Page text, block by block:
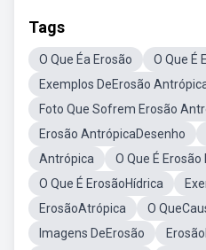
Tags
O Que Éa Erosão
O Que É
Exemplos DeErosão
Foto Que Sofrem Erosão
Erosão AntrópicaDesenho
Antrópica
O Que É Erosão
O Que É ErosãoHídrica
ErosãoAtrópica
O
Imagens DeErosão